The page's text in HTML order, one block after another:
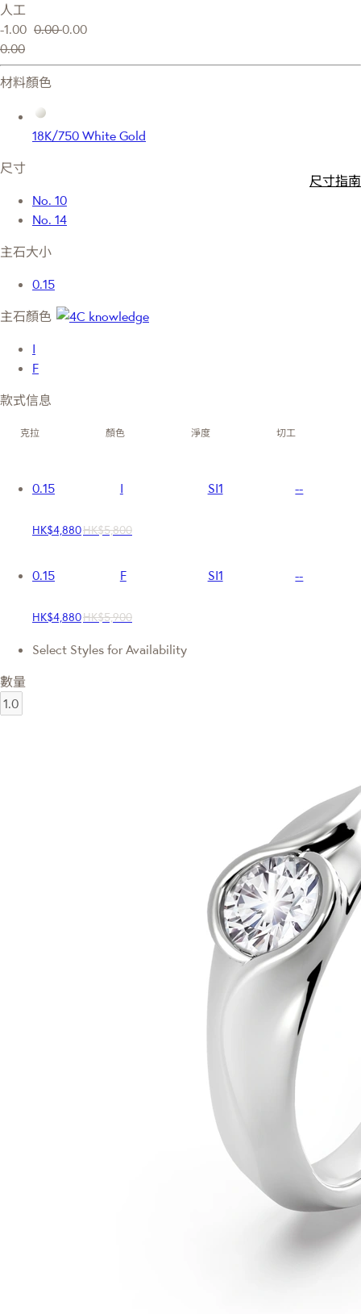
人工
-1.00 0.000.00
0.00
材料顏色
18K/750 White Gold
尺寸
尺寸指南
No. 10
No. 14
主石大小
0.15
主石顏色
I
F
款式信息
克拉 顏色 淨度 切工
0.15 I SI1 --
HK$4,880HK$5,800
0.15 F SI1 --
HK$4,880HK$5,900
Select Styles for Availability
數量